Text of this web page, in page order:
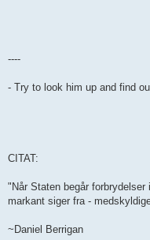
----
- Try to look him up and find
CITAT:
"Når Staten begår
markant siger fra -
~Daniel Berrigan